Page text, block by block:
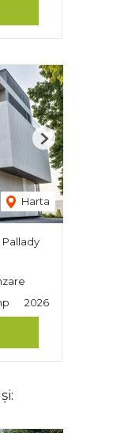
Harta
Next
2026